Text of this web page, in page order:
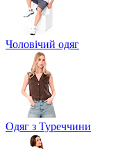
Чоловічий одяг
Одяг з Туреччини